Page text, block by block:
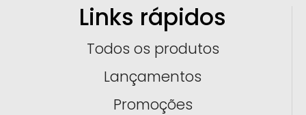
Links rápidos
Todos os produtos
Lançamentos
Promoções